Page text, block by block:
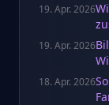
19. Apr. 2026
19. Apr. 2026
18. Apr. 2026